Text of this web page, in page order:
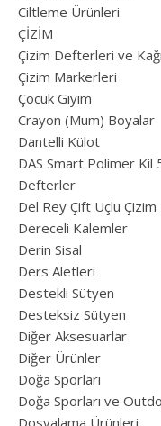
Ciltleme Ürünleri
ÇİZİM
Çizim Defterleri ve
Çizim Markerleri
Çocuk Giyim
Crayon (Mum) Boyalar
Dantelli Külot
DAS Smart Polimer Kil
Defterler
Del Rey Çift Uçlu
Dereceli Kalemler
Derin Sisal
Ders Aletleri
Destekli Sütyen
Desteksiz Sütyen
Diğer Aksesuarlar
Diğer Ürünler
Doğa Sporları
Doğa Sporları ve
Dosyalama Ürünleri